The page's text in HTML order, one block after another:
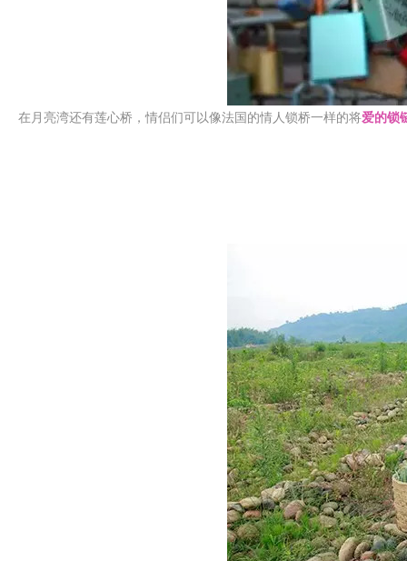
在月亮湾还有莲心桥，情侣们可以像法国的情人锁桥一样的将爱的锁